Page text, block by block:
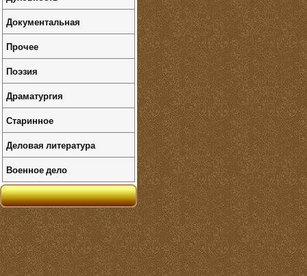
Документальная
Прочее
Поэзия
Драматургия
Старинное
Деловая литература
Военное дело